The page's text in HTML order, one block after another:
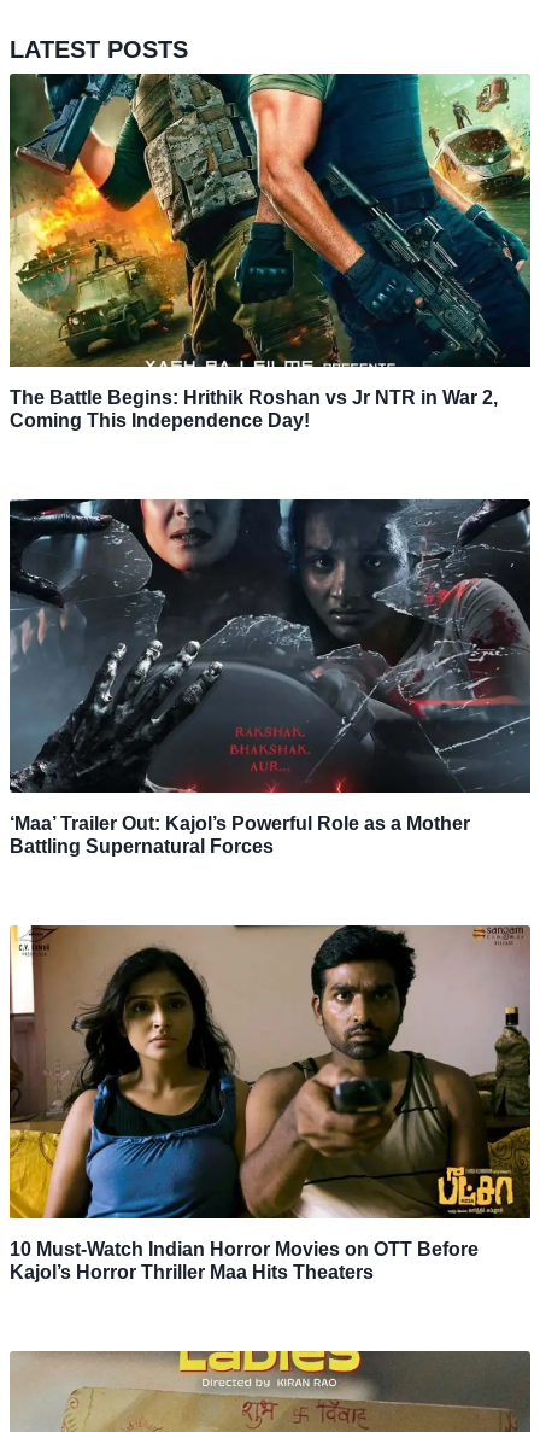
LATEST POSTS
The Battle Begins: Hrithik Roshan vs Jr NTR in War 2,
Coming This Independence Day!
‘Maa’ Trailer Out: Kajol’s Powerful Role as a Mother
Battling Supernatural Forces
10 Must-Watch Indian Horror Movies on OTT Before
Kajol’s Horror Thriller Maa Hits Theaters